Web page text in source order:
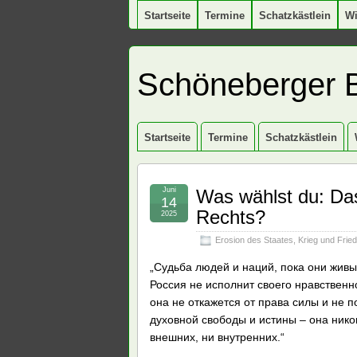
Startseite Termine Schatzkästlein
Schöneberger
Startseite Termine Schatzkästlein
Was wählst du:
Rechts?
Erosion des Staates Krieg und
Juni
14
2025
„Судьба людей и наций, пока они
Россия не исполнит своего
она не откажется от права силы и не
духовной свободы и истины – она
внешних, ни внутренних.“